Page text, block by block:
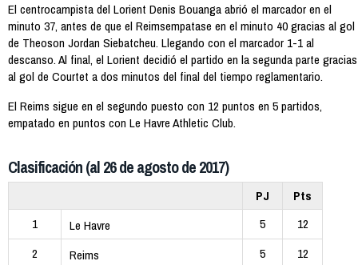
El centrocampista del Lorient Denis Bouanga abrió el marcador en el
minuto 37, antes de que el Reimsempatase en el minuto 40 gracias al gol
de Theoson Jordan Siebatcheu. Llegando con el marcador 1-1 al
descanso. Al final, el Lorient decidió el partido en la segunda parte gracias
al gol de Courtet a dos minutos del final del tiempo reglamentario.
El Reims sigue en el segundo puesto con 12 puntos en 5 partidos,
empatado en puntos con Le Havre Athletic Club.
Clasificación (al 26 de agosto de 2017)
PJ
Pts
1
Le Havre 5
12
2
Reims 5
12